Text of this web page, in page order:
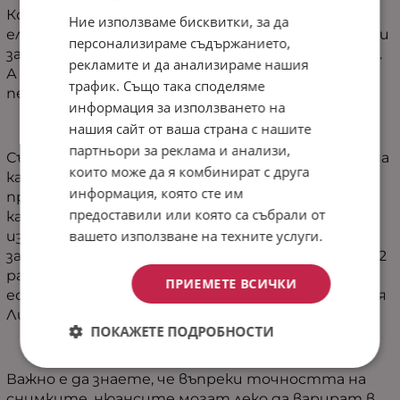
Конечното капитониране не само придава
елегантност, но и гарантира дълготрайност и
запазване на формата след многократно пране.
А поддръжката? Просто я поставете в
пералнята на 30° и тя ще остане като нова.
Създадена в България, тази завивка е синоним на
качество и дълголетие. Изключително
практична, тя ще ви спести време и усилия,
като същевременно добавя стил и
изтънченост към вашата спалня. И не
забравяйте – доставката е само в рамките на 2
работни дни. Подарете си лукса на комфорт и
естетика с "Лятна олекотена завивка за спалня
Лития".
Важно е да знаете, че въпреки точността на
Ние използваме бисквитки, за да
персонализираме съдържанието,
рекламите и да анализираме нашия
трафик. Също така споделяме
информация за използването на
нашия сайт от ваша страна с нашите
партньори за реклама и анализи,
които може да я комбинират с друга
информация, която сте им
предоставили или която са събрали от
вашето използване на техните услуги.
ПРИЕМЕТЕ ВСИЧКИ
ПОКАЖЕТЕ ПОДРОБНОСТИ